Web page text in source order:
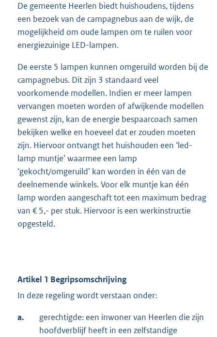
De gemeente Heerlen biedt huishoudens, tijdens
een bezoek van de campagnebus aan de wijk, de
mogelijkheid om oude lampen om te ruilen voor
energiezuinige LED-lampen.
De eerste 5 lampen kunnen omgeruild worden bij de
campagnebus. Dit zijn 3 standaard veel
voorkomende modellen. Indien er meer lampen
vervangen moeten worden of afwijkende modellen
gewenst zijn, kan de energie bespaarcoach samen
bekijken welke en hoeveel dat er zouden moeten
zijn. Hiervoor ontvangt het huishouden een ‘led-
lamp muntje’ waarmee een lamp
‘gekocht/omgeruild’ kan worden in één van de
deelnemende winkels. Voor elk muntje kan één
lamp worden aangeschaft tot een maximum bedrag
van € 5,- per stuk. Hiervoor is een werkinstructie
opgesteld.
Artikel 1 Begripsomschrijving
In deze regeling wordt verstaan onder:
a.
gerechtigde: een inwoner van Heerlen die zijn
hoofdverblijf heeft in een zelfstandige